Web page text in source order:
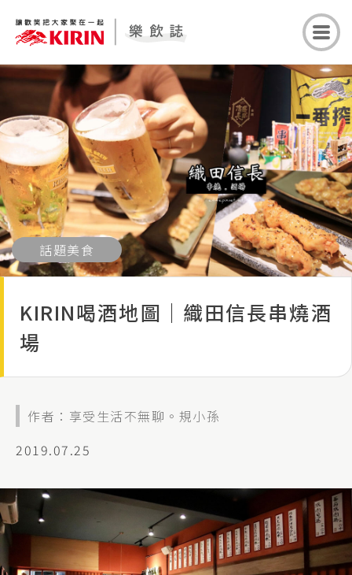
話題美食
KIRIN喝酒地圖｜織田信長串燒酒
場
作者：享受生活不無聊。規小孫
2019.07.25